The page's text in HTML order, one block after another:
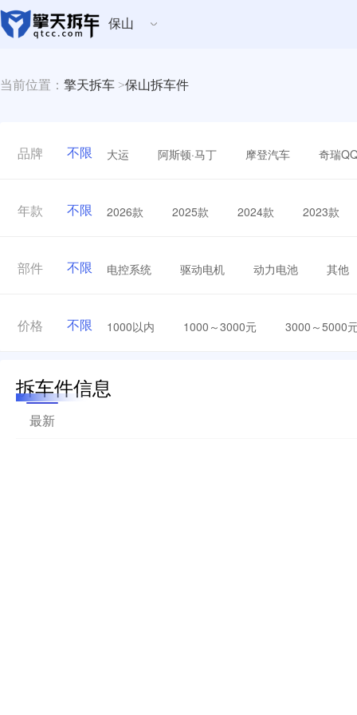
保山
当前位置： 擎天拆车 >保山拆车件
品牌 不限 大运 阿斯顿·马丁 摩登汽车 奇瑞
年款 不限 2026款 2025款 2024款 2023款
部件 不限 电控系统 驱动电机 动力电池 其他
价格 不限 1000以内 1000～3000元 3000～5000
拆车件信息
最新